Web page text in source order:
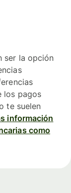
ser la opción
los pagos
te suelen
información
como